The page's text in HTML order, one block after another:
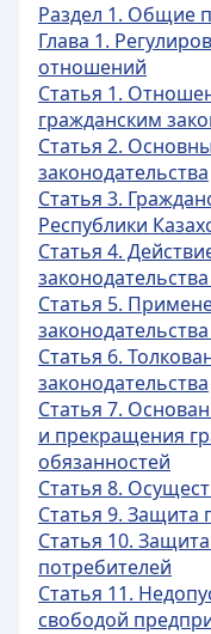
Раздел 1. Общие
Глава 1.
отношений
Статья 1.
гражданским
Статья 2.
законодательства
Статья 3.
Республики
Статья 4.
Статья 5.
Статья 6.
законодательства
Статья 7.
и прекращения
обязанностей
Статья 8.
Статья 9. Защита
Статья 10.
потребителей
Статья 11.
свободой